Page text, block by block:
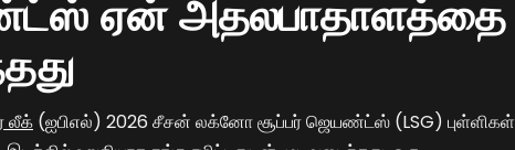
ஏன் அதலபாதாளத்தை
லீக் (ஐபிஎல்) 2026 சீசன் லக்னோ சூப்பர் ஜெயண்ட்ஸ் (LSG) புள்ளிகள்